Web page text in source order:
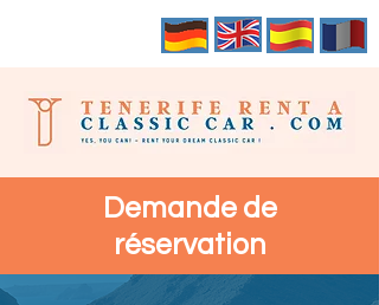
Demande de
réservation